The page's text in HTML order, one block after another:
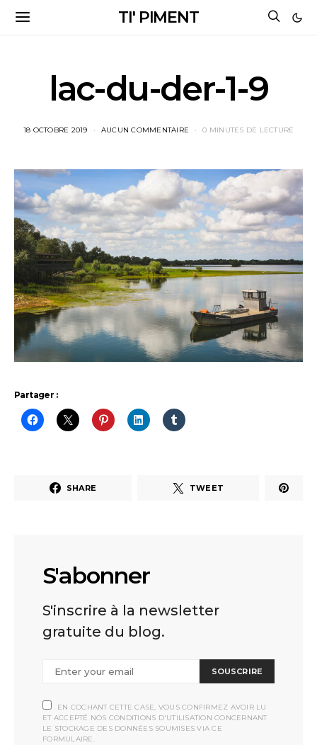
TI' PIMENT
lac-du-der-1-9
18 OCTOBRE 2019 AUCUN COMMENTAIRE 0 MINUTES DE LECTURE
Partager :
SHARE TWEET
S'abonner
S'inscrire à la newsletter
gratuite du blog.
SOUSCRIRE
EN COCHANT CETTE CASE, VOUS CONFIRMEZ AVOIR LU
ET ACCEPTÉ NOS CONDITIONS D'UTILISATION CONCERNANT
LE STOCKAGE DES DONNÉES SOUMISES VIA CE
FORMULAIRE.